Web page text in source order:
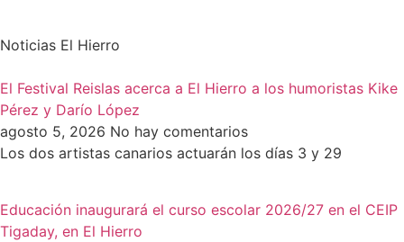
Noticias El Hierro
El Festival Reislas acerca a El Hierro a los humoristas Kike
Pérez y Darío López
agosto 5, 2026 No hay comentarios
Los dos artistas canarios actuarán los días 3 y 29
Educación inaugurará el curso escolar 2026/27 en el CEIP
Tigaday, en El Hierro